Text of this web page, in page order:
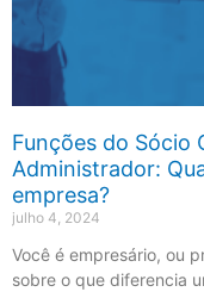
Funções do Sócio
Administrador:
empresa?
julho 4, 2024
Você é empresário, ou
sobre o que diferencia